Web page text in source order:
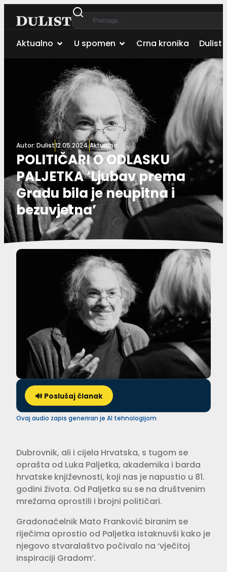
Aktualno U spomen Crna kronika Dulist
Autor: Dulist12.05.2024.Aktualno
POLITIČARI O ODLASKU
PALJETKA ‘Ljubav prema
Gradu bila je neupitna i
bezuvjetna’
🔊 Poslušaj članak
Ovaj audio zapis generiran je AI tehnologijom
Dubrovnik, ali i cijela Hrvatska, s tugom se
oprašta od Luka Paljetka, akademika i barda
hrvatske književnosti, koji nas je napustio u 81.
godini života. Od Paljetka su se na društvenim
mrežama oprostili i brojni političari.
Gradonačelnik Mato Franković biranim se
riječima oprostio od Paljetka istaknuvši kako je
njegovo stvaralaštvo počivalo na ‘vječitoj
inspiraciji Gradom’.